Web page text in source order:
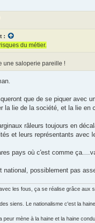
:
du métier.
une saloperie pareille !
que de se piquer avec
la lie de la société, et la lie
râleurs toujours en
et leurs représentants avec
pays où c'est comme
national, possiblement pas
les fous, ça se réalise grâce aux
siens. Le nationalisme c'est la
peur mène à la haine et la haine